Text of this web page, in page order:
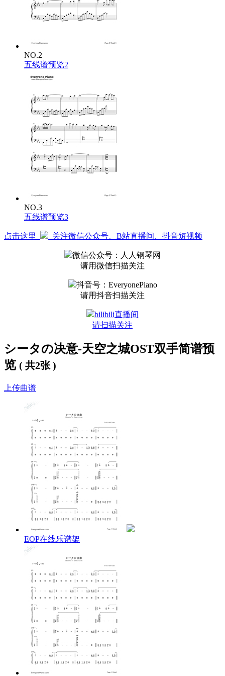
NO.2
五线谱预览2
NO.3
五线谱预览3
点击这里 关注微信公众号、B站直播间、抖音短视频
微信公众号：人人钢琴网
请用微信扫描关注
抖音号：EveryonePiano
请用抖音扫描关注
bilibili直播间
请扫描关注
シータの决意-天空之城OST双手简谱预
览 ( 共2张 )
上传曲谱
EOP在线乐谱架